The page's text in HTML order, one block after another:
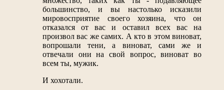
большинство, и вы настолько исказили
мировосприятие своего хозяина, что он
отказался от вас и оставил всех вас на
произвол вас же самих. А кто в этом виноват,
вопрошали тени, а виноват, сами же и
отвечали они на свой вопрос, виноват во
всем ты, мужик.
И хохотали.